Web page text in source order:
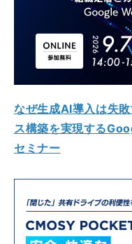
なぜ生成AI導入は失
ス構築を実現する
セミナー